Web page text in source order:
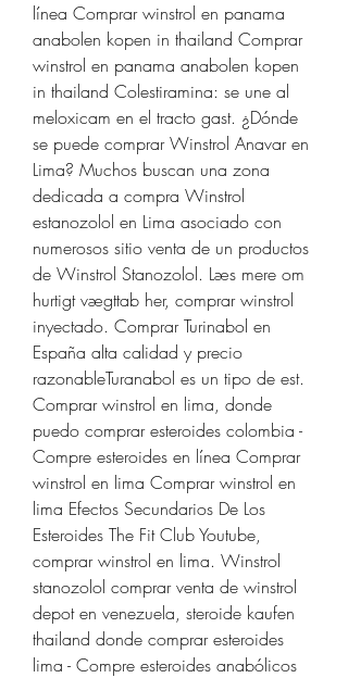
línea Comprar winstrol en panama
anabolen kopen in thailand Comprar
winstrol en panama anabolen kopen
in thailand Colestiramina: se une al
meloxicam en el tracto gast. ¿Dónde
se puede comprar Winstrol Anavar en
Lima? Muchos buscan una zona
dedicada a compra Winstrol
estanozolol en Lima asociado con
numerosos sitio venta de un productos
de Winstrol Stanozolol. Læs mere om
hurtigt vægttab her, comprar winstrol
inyectado. Comprar Turinabol en
España alta calidad y precio
razonableTuranabol es un tipo de est.
Comprar winstrol en lima, donde
puedo comprar esteroides colombia -
Compre esteroides en línea Comprar
winstrol en lima Comprar winstrol en
lima Efectos Secundarios De Los
Esteroides The Fit Club Youtube,
comprar winstrol en lima. Winstrol
stanozolol comprar venta de winstrol
depot en venezuela, steroide kaufen
thailand donde comprar esteroides
lima - Compre esteroides anabólicos